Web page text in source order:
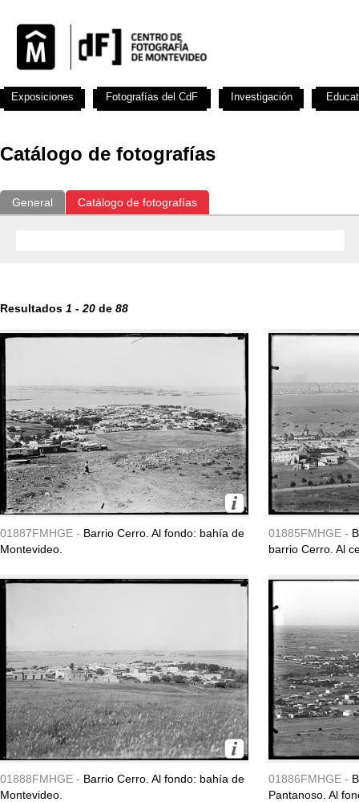
Catálogo de fotografías
General Catálogo de fotografías
Resultados 1 - 20 de 88
01887FMHGE - Barrio Cerro. Al fondo: bahía de
Montevideo.
01885FMHGE -
barrio Cerro. Al
01888FMHGE - Barrio Cerro. Al fondo: bahía de
Montevideo.
01886FMHGE -
Pantanoso. Al
Exposiciones Fotografías del CdF Investigación